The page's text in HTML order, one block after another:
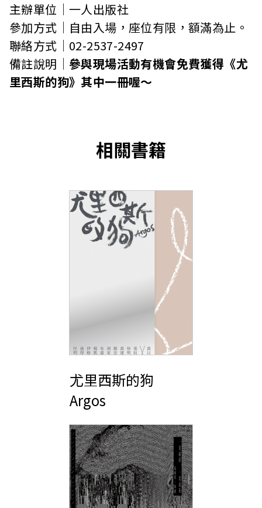
主辦單位│一人出版社
參加方式│自由入場，座位有限，額滿為止。
聯絡方式│02-2537-2497
備註說明│ 參與現場活動有機會免費獲得《尤
里西斯的狗》其中一冊喔～
相關書籍
尤里西斯的狗
Argos